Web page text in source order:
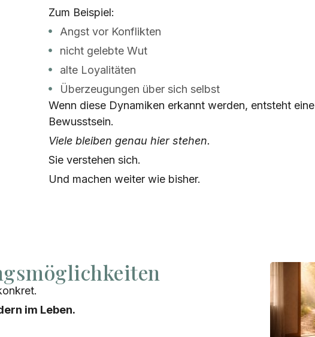
Zum Beispiel:
Angst vor Konflikten
nicht gelebte Wut
alte Loyalitäten
Überzeugungen über sich selbst
Wenn diese Dynamiken erkannt werden, entsteht
Bewusstsein.
Viele bleiben genau hier stehen.
Sie verstehen sich.
Und machen weiter wie bisher.
möglichkeiten
im Leben.